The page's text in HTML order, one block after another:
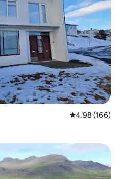
औसत रेटिंग 5 में से
4.98 (166)